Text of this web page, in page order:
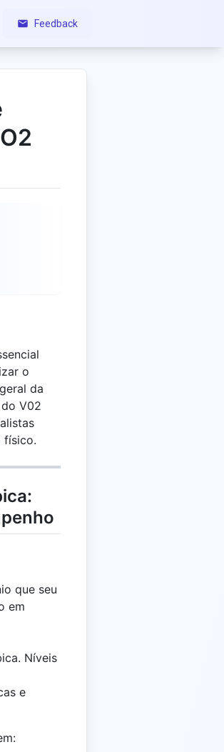
Feedback
o
da
V02
físico.
que seu
em
Níveis
e